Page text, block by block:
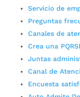
Servicio de
Preguntas
Canales de
Crea una
Juntas
Canal de
Encuesta